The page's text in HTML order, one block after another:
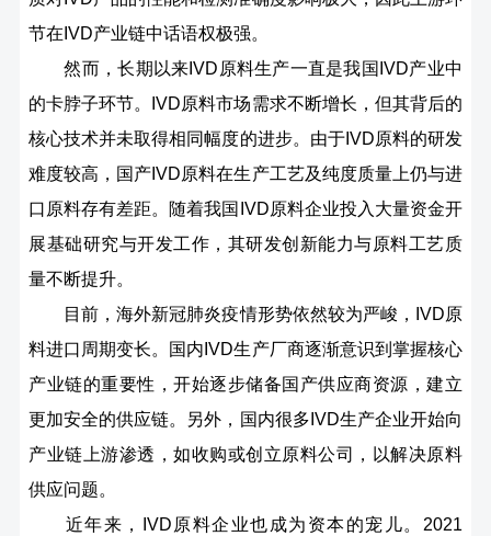
节在IVD产业链中话语权极强。
然而，长期以来IVD原料生产一直是我国IVD产业中
的卡脖子环节。IVD原料市场需求不断增长，但其背后的
核心技术并未取得相同幅度的进步。由于IVD原料的研发
难度较高，国产IVD原料在生产工艺及纯度质量上仍与进
口原料存有差距。随着我国IVD原料企业投入大量资金开
展基础研究与开发工作，其研发创新能力与原料工艺质
量不断提升。
目前，海外新冠肺炎疫情形势依然较为严峻，IVD原
料进口周期变长。国内IVD生产厂商逐渐意识到掌握核心
产业链的重要性，开始逐步储备国产供应商资源，建立
更加安全的供应链。另外，国内很多IVD生产企业开始向
产业链上游渗透，如收购或创立原料公司，以解决原料
供应问题。
近年来，IVD原料企业也成为资本的宠儿。2021